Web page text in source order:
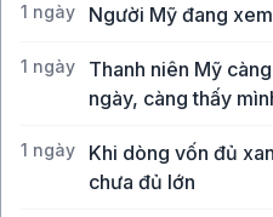
1 ngày Người Mỹ đang
1 ngày
Thanh niên Mỹ
ngày, càng thấy
1 ngày
Khi dòng vốn đủ
chưa đủ lớn